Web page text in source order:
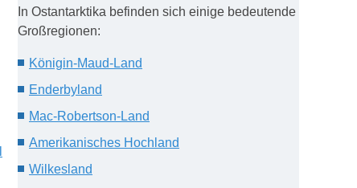
In Ostantarktika befinden sich einige bedeutende
Großregionen:
Königin-Maud-Land
Enderbyland
Mac-Robertson-Land
Amerikanisches Hochland
Wilkesland